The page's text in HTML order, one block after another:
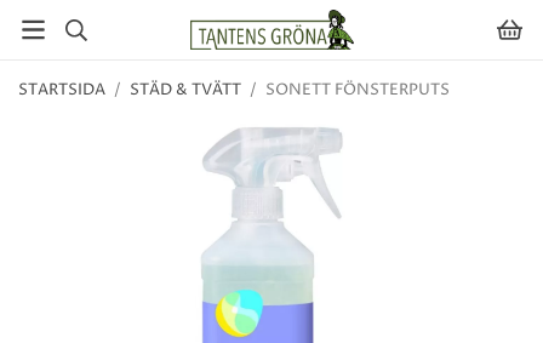
STARTSIDA / STÄD & TVÄTT / SONETT FÖNSTERPUTS